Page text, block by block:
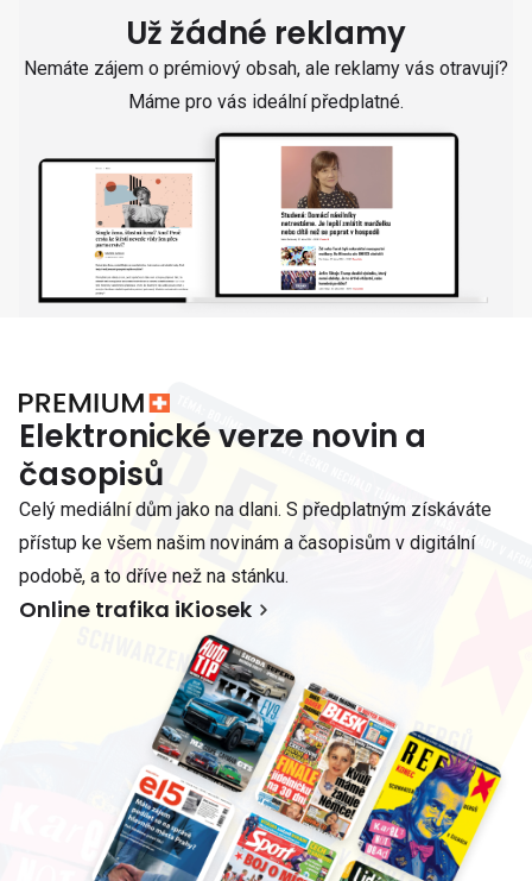
Už žádné reklamy
Nemáte zájem o prémiový obsah, ale reklamy vás otravují?
Máme pro vás ideální předplatné.
Elektronické verze novin a
časopisů
Celý mediální dům jako na dlani. S předplatným získáváte
přístup ke všem našim novinám a časopisům v digitální
podobě, a to dříve než na stánku.
Online trafika iKiosek